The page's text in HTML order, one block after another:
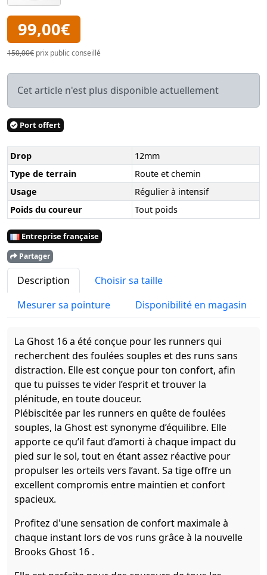
99,00€
150,00€ prix public conseillé
Cet article n'est plus disponible actuellement
Port offert
Drop
12mm
Type de terrain
Route et chemin
Usage
Régulier à intensif
Poids du coureur
Tout poids
Entreprise française
Partager
Description
Choisir sa taille
Mesurer sa pointure
Disponibilité en magasin
La Ghost 16 a été conçue pour les runners qui
recherchent des foulées souples et des runs sans
distraction. Elle est conçue pour ton confort, afin
que tu puisses te vider l’esprit et trouver la
plénitude, en toute douceur.
Plébiscitée par les runners en quête de foulées
souples, la Ghost est synonyme d’équilibre. Elle
apporte ce qu’il faut d’amorti à chaque impact du
pied sur le sol, tout en étant assez réactive pour
propulser les orteils vers l’avant. Sa tige offre un
excellent compromis entre maintien et confort
spacieux.
Profitez d'une sensation de confort maximale à
chaque instant lors de vos runs grâce à la nouvelle
Brooks Ghost 16 .